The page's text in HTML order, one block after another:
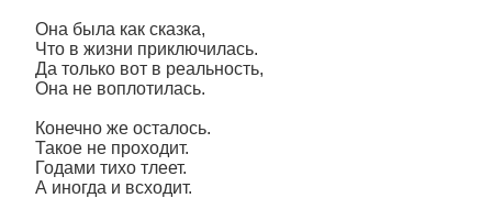
Она была как сказка,
Что в жизни приключилась.
Да только вот в реальность,
Она не воплотилась.
Конечно же осталось.
Такое не проходит.
Годами тихо тлеет.
А иногда и всходит.